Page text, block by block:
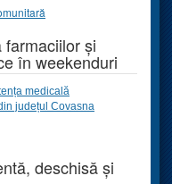
și
în weekenduri
medicală
județul Covasna
deschisă și